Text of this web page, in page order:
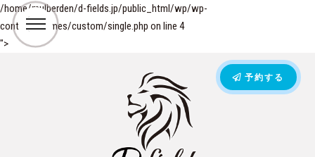
/home/mulberden/d-fields.jp/public_html/wp/wp-
content/themes/custom/single.php on line 4
">
予約する